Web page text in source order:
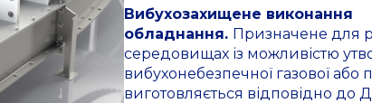
Вибухозахищене виконання
обладнання. Призначене для
середовищах із можливістю
вибухонебезпечної газової або
виготовляється відповідно до